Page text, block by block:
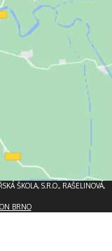
ŠKOLA, S.R.O., RAŠELINOVÁ,
BRNO